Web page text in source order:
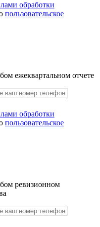
обработки
пользовательское
ежеквартальном отчете
обработки
пользовательское
ревизионном